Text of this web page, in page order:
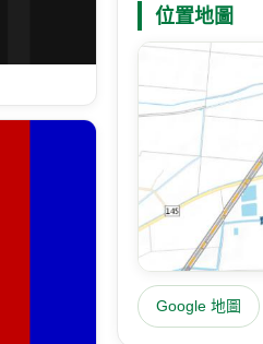
位置地圖
Google 地圖